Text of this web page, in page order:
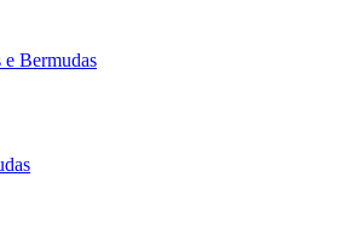
e Bermudas